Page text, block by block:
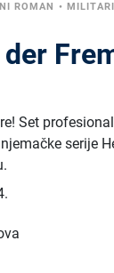
ROMAN •
Set
serije